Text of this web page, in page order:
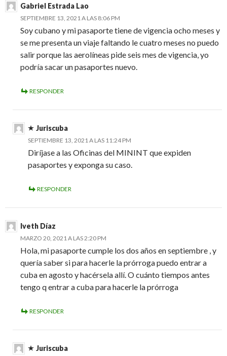
Gabriel Estrada Lao
SEPTIEMBRE 13, 2021 A LAS 8:06 PM
Soy cubano y mi pasaporte tiene de vigencia ocho meses y
se me presenta un viaje faltando le cuatro meses no puedo
salir porque las aerolíneas pide seis mes de vigencia, yo
podría sacar un pasaportes nuevo.
RESPONDER
Juriscuba
SEPTIEMBRE 13, 2021 A LAS 11:24 PM
Diríjase a las Oficinas del MININT que expiden
pasaportes y exponga su caso.
RESPONDER
Iveth Díaz
MARZO 20, 2021 A LAS 2:20 PM
Hola, mi pasaporte cumple los dos años en septiembre , y
quería saber si para hacerle la prórroga puedo entrar a
cuba en agosto y hacérsela allí. O cuánto tiempos antes
tengo q entrar a cuba para hacerle la prórroga
RESPONDER
Juriscuba